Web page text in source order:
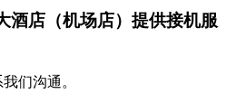
酒店（机场店）提供接机服
们沟通。